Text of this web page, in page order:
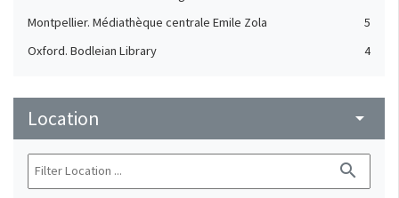
Montpellier. Médiathèque centrale Emile Zola
5
Oxford. Bodleian Library
4
St. Gallen. Stiftsbibliothek
1
Location arrow_drop_down
search